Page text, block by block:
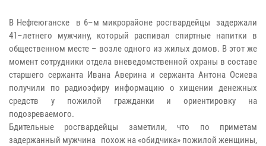
В Нефтеюганске в 6–м микрорайоне росгвардейцы задержали
41–летнего мужчину, который распивал спиртные напитки в
общественном месте – возле одного из жилых домов. В этот же
момент сотрудники отдела вневедомственной охраны в составе
старшего сержанта Ивана Аверина и сержанта Антона Осиева
получили по радиоэфиру информацию о хищении денежных
средств у пожилой гражданки и ориентировку на
подозреваемого.
Бдительные росгвардейцы заметили, что по приметам
задержанный мужчина похож на «обидчика» пожилой женщины,